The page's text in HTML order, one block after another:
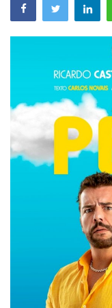
Estatuto Editorial
Saúde
Ficha técnica